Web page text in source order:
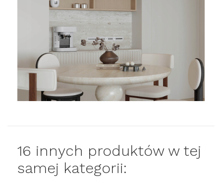
16 innych produktów w tej
samej kategorii: